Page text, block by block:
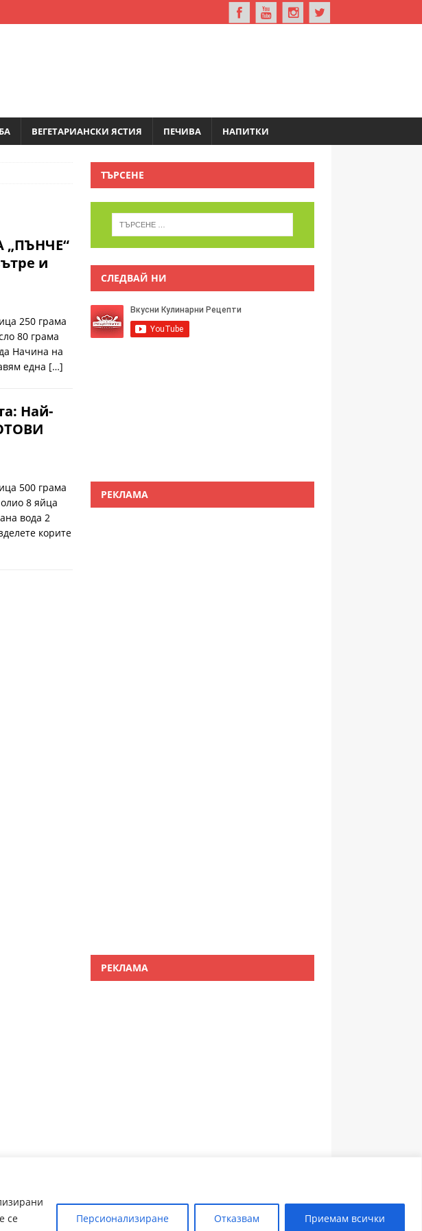
се
Персионализиране Отказвам Приемам всички
ВЕГЕТАРИАНСКИ ЯСТИЯ ПЕЧИВА НАПИТКИ
„ПЪНЧЕ“
и
250 грама
80 грама
Начина на
една […]
Най-
500 грама
8 яйца
вода 2
корите
ТЪРСЕНЕ
СЛЕДВАЙ НИ
РЕКЛАМА
РЕКЛАМА
ЗЪБОЛЕКАР ПЛОВДИВ